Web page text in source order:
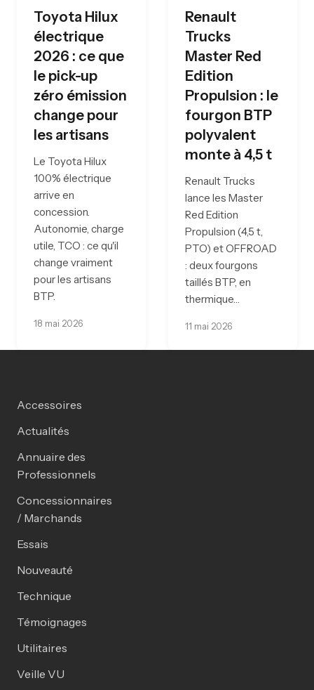
Toyota Hilux
électrique
2026 : ce que
le pick-up
zéro émission
change pour
les artisans
Le Toyota Hilux
100% électrique
arrive en
concession.
Autonomie, charge
utile, TCO : ce qu'il
change vraiment
pour les artisans
BTP.
18 mai 2026
Renault
Trucks
Master Red
Edition
Propulsion : le
fourgon BTP
polyvalent
monte à 4,5 t
Renault Trucks
lance les Master
Red Edition
Propulsion (4,5 t,
PTO) et OFFROAD
: deux fourgons
taillés BTP, en
thermique…
11 mai 2026
Accessoires
Actualités
Annuaire des
Professionnels
Concessionnaires
/ Marchands
Essais
Nouveauté
Technique
Témoignages
Utilitaires
Veille VU